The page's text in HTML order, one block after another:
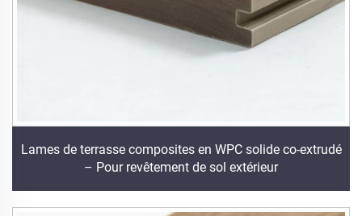
Lames de terrasse composites en WPC solide co-extrudé
– Pour revêtement de sol extérieur